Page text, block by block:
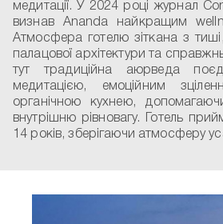
медитації. У 2024 році журнал
визнав Ananda найкращим
Атмосфера готелю зіткана з тиші,
палацової архітектури та
тут традиційна аюрведа
медитацією, емоційним
органічною кухнею,
внутрішню рівновагу. Готель
14 років, зберігаючи атмосферу